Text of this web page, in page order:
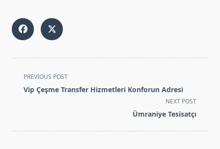
<span
class="nav-
text">Page</span>
PREVIOUS POST
Vip Çeşme Transfer Hizmetleri Konforun Adresi
NEXT POST
Ümraniye Tesisatçı